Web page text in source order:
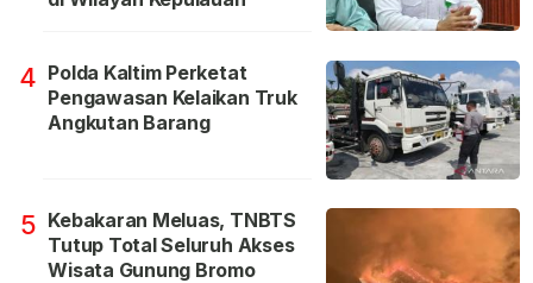
4 Polda Kaltim Perketat
Pengawasan Kelaikan Truk
Angkutan Barang
5 Kebakaran Meluas, TNBTS
Tutup Total Seluruh Akses
Wisata Gunung Bromo